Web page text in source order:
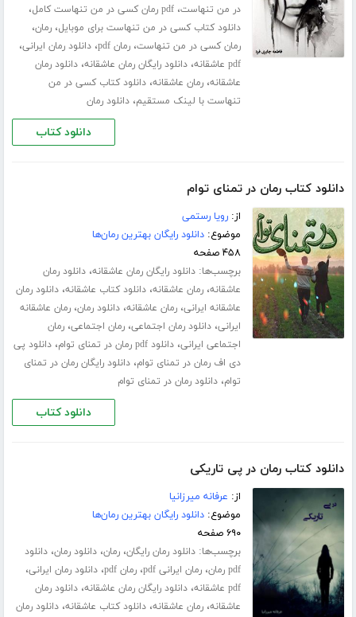
در من تنهاست،pdf رمان کسی در من تنهاست کامل ،
دانلود کتاب کسی در من تنهاست برای موبایل،رمان،
رمان کسی در من تنهاست،رمان pdf ،دانلود رمان ایرانی،
pdf عاشقانه ،دانلود رایگان رمان عاشقانه،دانلود رمان
عاشقانه،رمان عاشقانه،دانلود کتاب کسی در من
تنهاست با لینک مستقیم،دانلود رمان
دانلود کتاب
دانلود کتاب رمان در تمنای توام
از:رویا رستمی
موضوع:دانلود رایگان بهترین رمان‌ها
۴۵۸ صفحه
برچسب‌ها:دانلود رایگان رمان عاشقانه،دانلود رمان
عاشقانه،رمان عاشقانه،دانلود کتاب عاشقانه،دانلود رمان
عاشقانه ایرانی،رمان عاشقانه،دانلود رمان،رمان عاشقانه
ایرانی،دانلود رمان اجتماعی،رمان اجتماعی،رمان
اجتماعی ایرانی،دانلود pdf رمان در تمنای توام ،دانلود پی
دی اف رمان در تمنای توام،دانلود رایگان رمان در تمنای
توام،دانلود رمان در تمنای توام
دانلود کتاب
دانلود کتاب رمان در پی تاریکی
از: عرفانه میرزانیا
موضوع:دانلود رایگان بهترین رمان‌ها
۶۹۰ صفحه
برچسب‌ها:دانلود رمان رایگان،رمان،دانلود رمان،دانلود
pdf رمان
،رمان ایرانی pdf ،رمان pdf ،دانلود رمان ایرانی،
pdf عاشقانه ،دانلود رایگان رمان عاشقانه،دانلود رمان
عاشقانه،رمان عاشقانه،دانلود کتاب عاشقانه،دانلود رمان